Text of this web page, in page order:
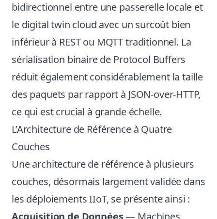
bidirectionnel entre une passerelle locale et
le digital twin cloud avec un surcoût bien
inférieur à REST ou MQTT traditionnel. La
sérialisation binaire de Protocol Buffers
réduit également considérablement la taille
des paquets par rapport à JSON-over-HTTP,
ce qui est crucial à grande échelle.
L’Architecture de Référence à Quatre
Couches
Une architecture de référence à plusieurs
couches, désormais largement validée dans
les déploiements IIoT, se présente ainsi :
Acquisition de Données— Machines